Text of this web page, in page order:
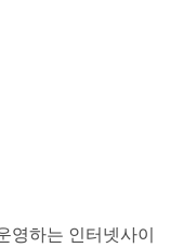
영하는 인터넷사이